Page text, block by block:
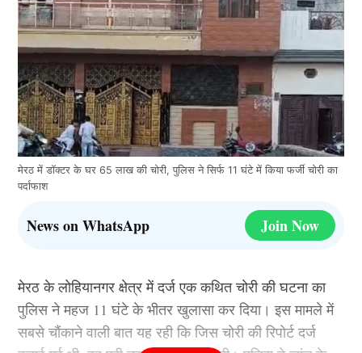
मेरठ में डॉक्टर के घर 65 लाख की चोरी, पुलिस ने सिर्फ 11 घंटे में किया फर्जी चोरी का
पर्दाफाश
News on WhatsApp Join Now
मेरठ के लोहियानगर क्षेत्र में दर्ज एक कथित चोरी की घटना का
पुलिस ने महज 11 घंटे के भीतर खुलासा कर दिया। इस मामले में
सबसे चौंकाने वाली बात यह रही कि जिस चोरी की रिपोर्ट दर्ज